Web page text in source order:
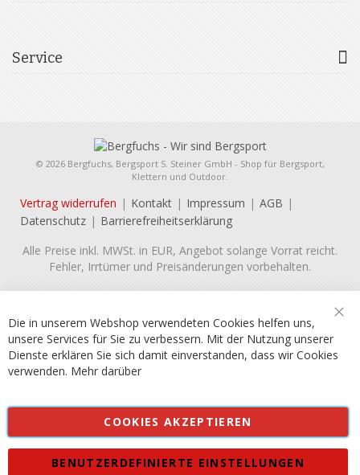
Service
© 2026 Bergfuchs, Bergsport S. Steiner GmbH - Shop für Bergsport,
Klettern und Outdoor.
Vertrag widerrufen Kontakt Impressum
AGB
Datenschutz
Barrierefreiheitserklärung
Alle Preise inkl. MWSt. in EUR, Angebot solange Vorrat reicht.
Fehler, Irrtümer und Preisänderungen vorbehalten.
Die in unserem Webshop verwendeten Cookies helfen uns,
unsere Services für Sie zu verbessern. Mit der Nutzung unserer
Dienste erklären Sie sich damit einverstanden, dass wir Cookies
verwenden. Mehr darüber
COOKIES AKZEPTIEREN
BENUTZERDEFINIERTE EINSTELLUNGEN